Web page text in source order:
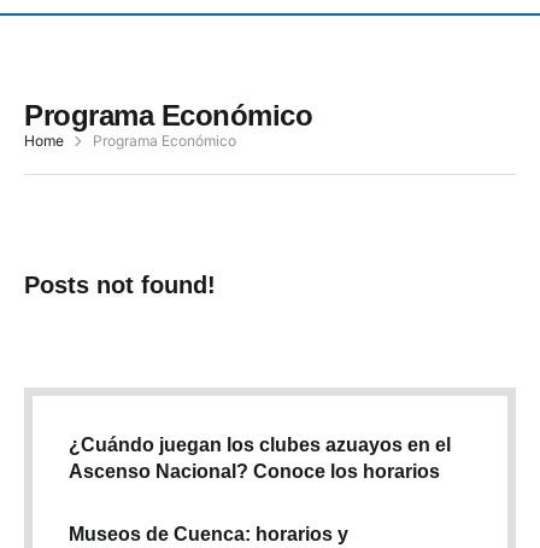
Programa Económico
Home Programa Económico
Posts not found!
¿Cuándo juegan los clubes azuayos en el
Ascenso Nacional? Conoce los horarios
Museos de Cuenca: horarios y